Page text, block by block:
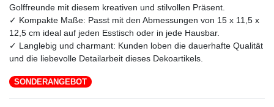
Golffreunde mit diesem kreativen und stilvollen Präsent.
✓ Kompakte Maße: Passt mit den Abmessungen von 15 x 11,5 x
12,5 cm ideal auf jeden Esstisch oder in jede Hausbar.
✓ Langlebig und charmant: Kunden loben die dauerhafte Qualität
und die liebevolle Detailarbeit dieses Dekoartikels.
SONDERANGEBOT